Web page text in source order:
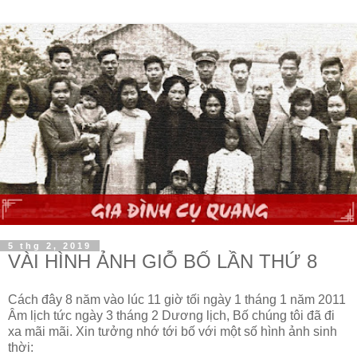
5 thg 2, 2019
VÀI HÌNH ẢNH GIỖ BỐ LẦN THỨ 8
Cách đây 8 năm vào lúc 11 giờ tối ngày 1 tháng 1 năm 2011
Âm lịch tức ngày 3 tháng 2 Dương lịch, Bố chúng tôi đã đi
xa mãi mãi. Xin tưởng nhớ tới bố với một số hình ảnh sinh
thời: